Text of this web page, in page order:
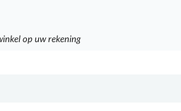
op uw rekening